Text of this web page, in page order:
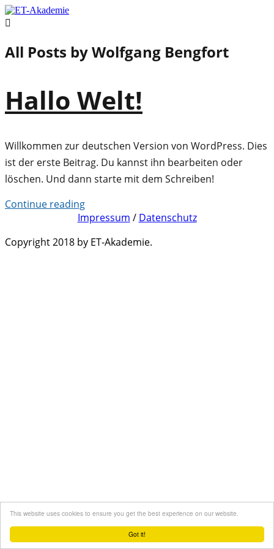
Got it!
This website uses cookies to ensure you get the best experience on our website.

All Posts byWolfgang Bengfort
Hallo Welt!
Willkommen zur deutschen Version von WordPress. Dies
ist der erste Beitrag. Du kannst ihn bearbeiten oder
löschen. Und dann starte mit dem Schreiben!
Continue reading
Impressum / Datenschutz
Copyright 2018 by ET-Akademie.